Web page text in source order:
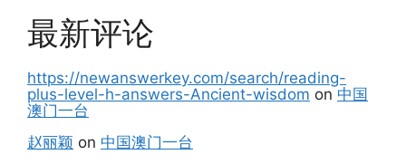
最新评论
https://newanswerkey.com/search/reading-
plus-level-h-answers-Ancient-wisdom on 中国
澳门一台
赵丽颖 on 中国澳门一台